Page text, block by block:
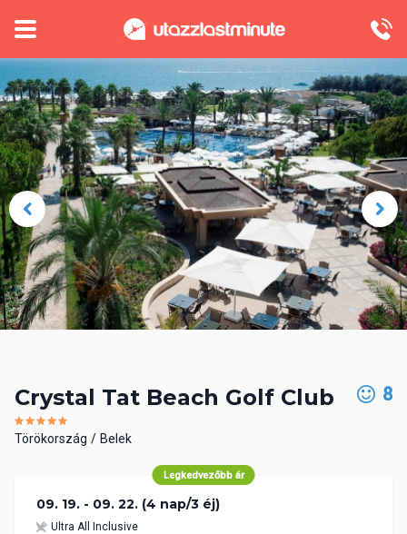
Crystal Tat Beach Golf Club
Törökország Belek
8
Legkedvezőbb ár
09. 19. - 09. 22. (4 nap/3 éj)
Ultra All Inclusive